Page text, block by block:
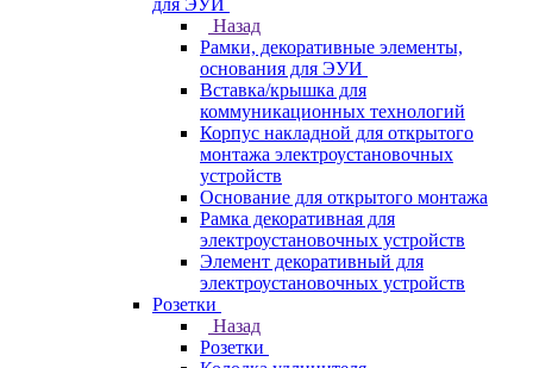
для ЭУИ
Назад
Рамки, декоративные элементы,
основания для ЭУИ
Вставка/крышка для
коммуникационных технологий
Корпус накладной для открытого
монтажа электроустановочных
устройств
Основание для открытого монтажа
Рамка декоративная для
электроустановочных устройств
Элемент декоративный для
электроустановочных устройств
Розетки
Назад
Розетки